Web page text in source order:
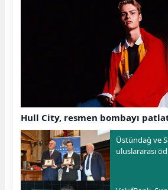
Hull City, resmen bombayı
Üstündağ ve
uluslararası